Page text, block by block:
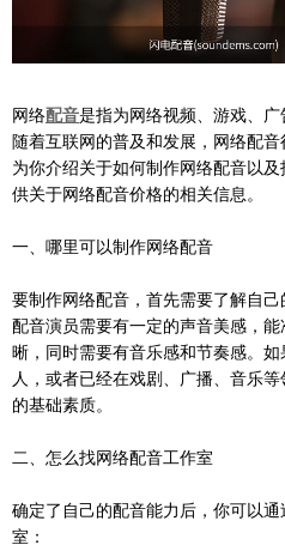
网络配音是指为网络视频、游戏、广
随着互联网的普及和发展，网络配
为你介绍关于如何制作网络配音以
供关于网络配音价格的相关信息。
一、哪里可以制作网络配音
要制作网络配音，首先需要了解自
配音演员需要有一定的声音美感，
晰，同时需要有音乐感和节奏感。
人，或者已经在戏剧、广播、音乐
的基础素质。
二、怎么找网络配音工作室
确定了自己的配音能力后，你可以
室：